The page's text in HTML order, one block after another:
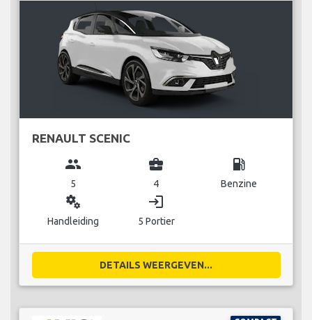
RENAULT SCENIC
group
5
business_center
4
local_gas_station
Benzine
miscellaneous_services
Handleiding
login
5 Portier
DETAILS WEERGEVEN...